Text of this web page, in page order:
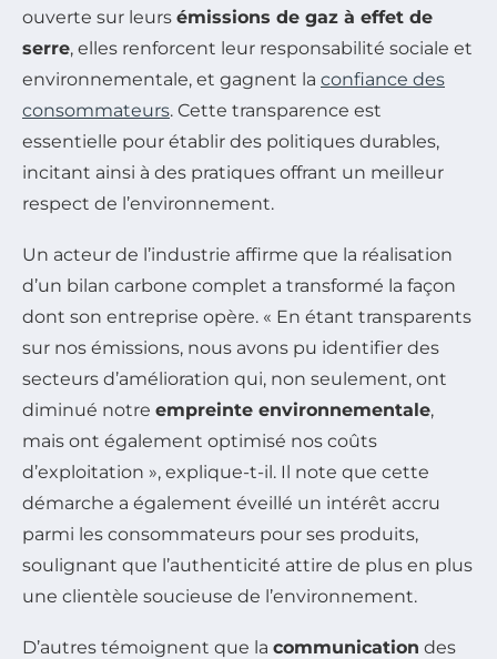
ouverte sur leurs émissions de gaz à effet de
serre, elles renforcent leur responsabilité sociale et
environnementale, et gagnent la confiance des
consommateurs. Cette transparence est
essentielle pour établir des politiques durables,
incitant ainsi à des pratiques offrant un meilleur
respect de l’environnement.
Un acteur de l’industrie affirme que la réalisation
d’un bilan carbone complet a transformé la façon
dont son entreprise opère. « En étant transparents
sur nos émissions, nous avons pu identifier des
secteurs d’amélioration qui, non seulement, ont
diminué notre empreinte environnementale,
mais ont également optimisé nos coûts
d’exploitation », explique-t-il. Il note que cette
démarche a également éveillé un intérêt accru
parmi les consommateurs pour ses produits,
soulignant que l’authenticité attire de plus en plus
une clientèle soucieuse de l’environnement.
D’autres témoignent que la communication des